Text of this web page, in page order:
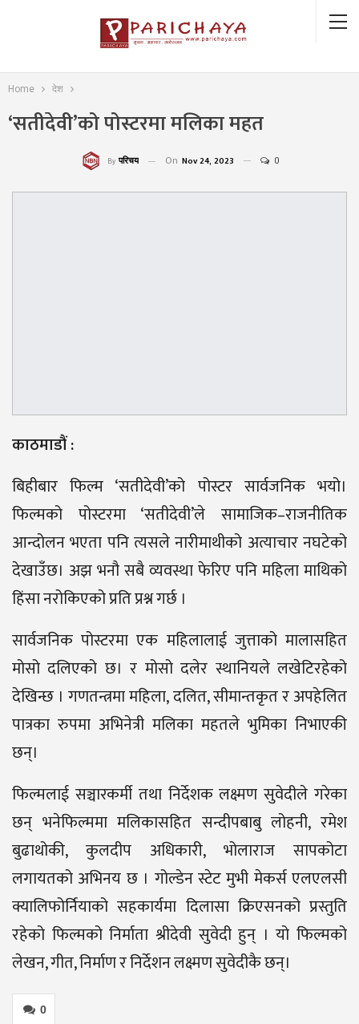
Home देश
‘सतीदेवी’को पोस्टरमा मलिका महत
By परिचय On Nov 24, 2023 0
काठमाडौं :
बिहीबार फिल्म ‘सतीदेवी’को पोस्टर सार्वजनिक भयो।
फिल्मको पोस्टरमा ‘सतीदेवी’ले सामाजिक–राजनीतिक
आन्दोलन भएता पनि त्यसले नारीमाथीको अत्याचार नघटेको
देखाउँछ। अझ भनौ सबै व्यवस्था फेरिए पनि महिला माथिको
हिंसा नरोकिएको प्रति प्रश्न गर्छ ।
सार्वजनिक पोस्टरमा एक महिलालाई जुत्ताको मालासहित
मोसो दलिएको छ। र मोसो दलेर स्थानियले लखेटिरहेको
देखिन्छ । गणतन्त्रमा महिला, दलित, सीमान्तकृत र अपहेलित
पात्रका रुपमा अभिनेत्री मलिका महतले भुमिका निभाएकी
छन्।
फिल्मलाई सञ्चारकर्मी तथा निर्देशक लक्ष्मण सुवेदीले गरेका
छन् भनेफिल्ममा मलिकासहित सन्दीपबाबु लोहनी, रमेश
बुढाथोकी, कुलदीप अधिकारी, भोलाराज सापकोटा
लगायतको अभिनय छ । गोल्डेन स्टेट मुभी मेकर्स एलएलसी
क्यालिफोर्नियाको सहकार्यमा दिलासा क्रिएसनको प्रस्तुति
रहेको फिल्मको निर्माता श्रीदेवी सुवेदी हुन् । यो फिल्मको
लेखन, गीत, निर्माण र निर्देशन लक्ष्मण सुवेदीकै छन्।
0